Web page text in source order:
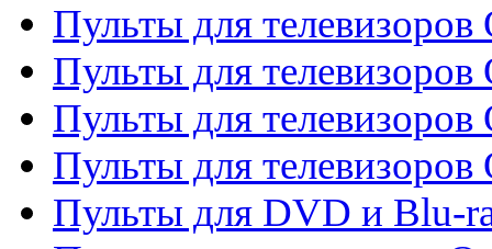
Пульты для телевизоров
Пульты для телевизоров
Пульты для телевизоров
Пульты для телевизоров
Пульты для DVD и Blu-